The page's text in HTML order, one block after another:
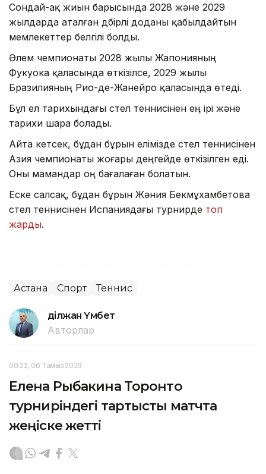
Сондай-ақ жиын барысында 2028 және 2029
жылдарда аталған дүбірлі доданы қабылдайтын
мемлекеттер белгілі болды.
Әлем чемпионаты 2028 жылы Жапонияның
Фукуока қаласында өткізілсе, 2029 жылы
Бразилияның Рио-де-Жанейро қаласында өтеді.
Бұл ел тарихындағы үстел теннисінен ең ірі және
тарихи шара болады.
Айта кетсек, бұдан бұрын елімізде үстел теннисінен
Азия чемпионаты жоғары деңгейде өткізілген еді.
Оны мамандар оң бағалаған болатын.
Еске салсақ, бұдан бұрын Жәния Бекмұхамбетова
үстел теннисінен Испаниядағы турнирде топ
жарды.
Астана Спорт Теннис
Әділжан Үмбет
Авторлар
00:22, 06 Тамыз 2026
Елена Рыбакина Торонто
турниріндегі тартысты матчта
жеңіске жетті